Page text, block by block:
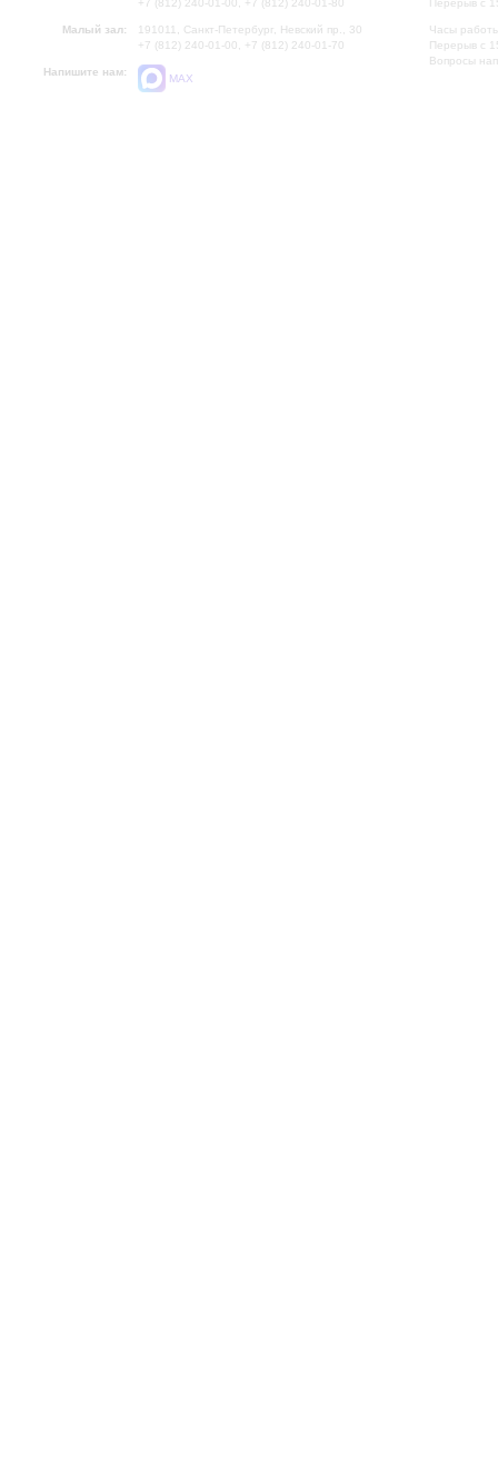
+7 (812) 240-01-00, +7 (812) 240-01-80
Малый зал:
191011, Санкт-Петербург, Невский пр., 30
+7 (812) 240-01-00, +7 (812) 240-01-70
Напишите нам:
MAX
Перерыв с
Часы
Перерыв с
Вопросы